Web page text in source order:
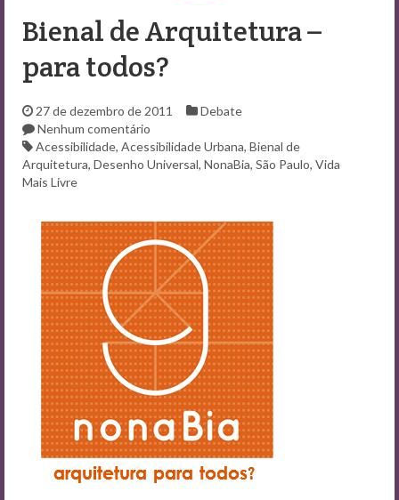
Biblioteca
Sobre
Contato
Bienal de Arquitetura –
para todos?
27 de dezembro de 2011
Debate
Nenhum comentário
Acessibilidade, Acessibilidade Urbana, Bienal de
Arquitetura, Desenho Universal, NonaBia, São Paulo, Vida
Mais Livre